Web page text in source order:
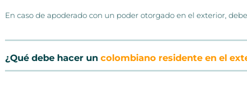
En caso de apoderado con un poder otorgado en el exterior,
¿Qué debe hacer un colombiano residente en el